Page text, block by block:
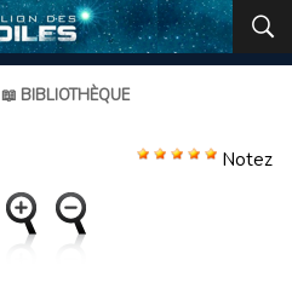
📖 BIBLIOTHÈQUE
Notez